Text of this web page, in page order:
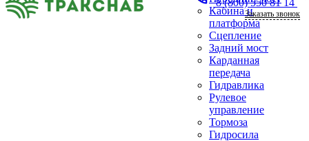
Кабина и
платформа
Сцепление
Задний мост
Карданная
передача
Гидравлика
Рулевое
управление
Тормоза
Гидросила
Заказать звонок